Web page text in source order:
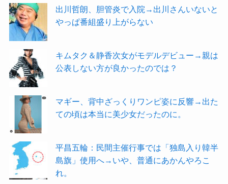
出川哲朗、胆管炎で入院→出川さんいないと
やっぱ番組盛り上がらない
キムタク＆静香次女がモデルデビュー→親は
公表しない方が良かったのでは？
マギー、背中ざっくりワンピ姿に反響→出た
ての頃は本当に美少女だったのに。
平昌五輪：民間主催行事では「独島入り韓半
島旗」使用へ→いや、普通にあかんやろこ
れ。